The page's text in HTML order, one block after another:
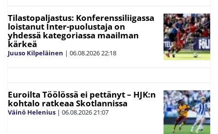
Tilastopaljastus: Konferenssiliigassa
loistanut Inter-puolustaja on
yhdessä kategoriassa maailman
kärkeä
Juuso Kilpeläinen | 06.08.202622:18
Euroilta Töölössä ei pettänyt – HJK:n
kohtalo ratkeaa Skotlannissa
Väinö Helenius | 06.08.202621:07